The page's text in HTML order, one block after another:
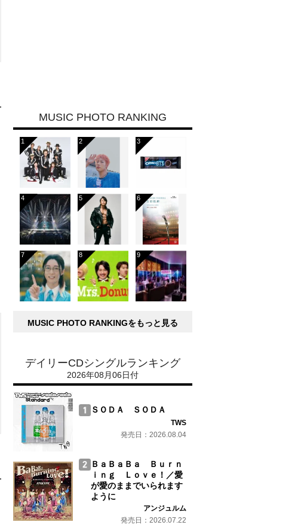
MUSIC PHOTO RANKING
MUSIC PHOTO RANKINGをもっと見る
デイリーCDシングルランキング
2026年08月06日付
ＳＯＤＡ ＳＯＤＡ
TWS
発売日：2026.08.04
ＢａＢａＢａ Ｂｕｒｎ
ｉｎｇ Ｌｏｖｅ！／愛
が愛のままでいられます
ように
アンジュルム
発売日：2026.07.22